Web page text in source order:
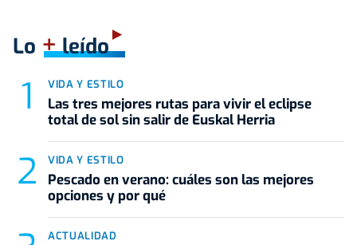
Lo +leído
VIDA Y ESTILO
Las tres mejores rutas para vivir el eclipse
total de sol sin salir de Euskal Herria
VIDA Y ESTILO
Pescado en verano: cuáles son las mejores
opciones y por qué
ACTUALIDAD